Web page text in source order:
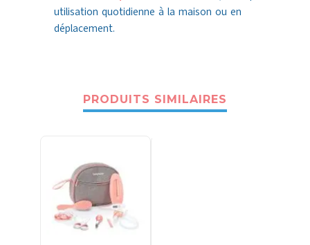
utilisation quotidienne à la maison ou en
déplacement.
PRODUITS SIMILAIRES